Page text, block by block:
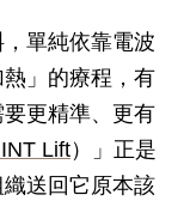
單純依靠電波
」的療程，有
更精準、更有
Lift）」正是
送回它原本該